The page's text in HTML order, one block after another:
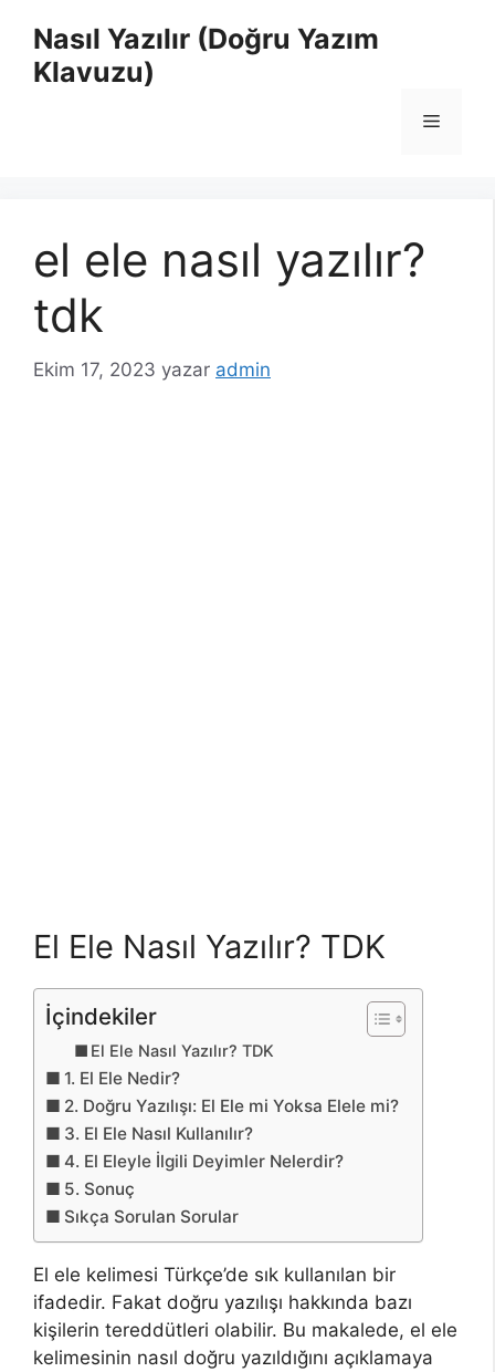
Nasıl Yazılır (Doğru Yazım
Klavuzu)
Menü
el ele nasıl yazılır?
tdk
Ekim 17, 2023 yazar admin
El Ele Nasıl Yazılır? TDK
İçindekiler
El Ele Nasıl Yazılır? TDK
1. El Ele Nedir?
2. Doğru Yazılışı: El Ele mi Yoksa Elele mi?
3. El Ele Nasıl Kullanılır?
4. El Eleyle İlgili Deyimler Nelerdir?
5. Sonuç
Sıkça Sorulan Sorular
El ele kelimesi Türkçe’de sık kullanılan bir
ifadedir. Fakat doğru yazılışı hakkında bazı
kişilerin tereddütleri olabilir. Bu makalede, el ele
kelimesinin nasıl doğru yazıldığını açıklamaya